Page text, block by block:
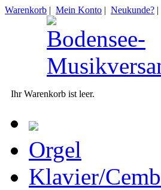
Warenkorb | Mein Konto | Neukunde? |
Ihr Warenkorb ist leer.
Orgel
Klavier/